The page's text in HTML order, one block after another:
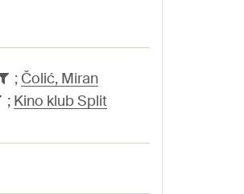
; Čolić, Miran
; Kino klub Split